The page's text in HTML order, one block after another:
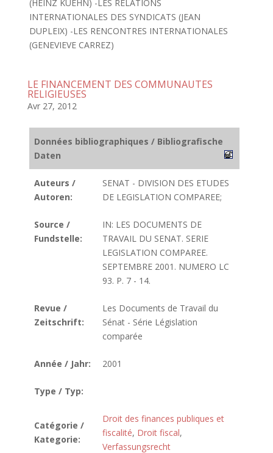
(HEINZ KUEHN) -LES RELATIONS
INTERNATIONALES DES SYNDICATS (JEAN
DUPLEIX) -LES RENCONTRES INTERNATIONALES
(GENEVIEVE CARREZ)
LE FINANCEMENT DES COMMUNAUTES
RELIGIEUSES
Avr 27, 2012
Données bibliographiques / Bibliografische
Daten
Auteurs /
Autoren:
SENAT - DIVISION DES ETUDES
DE LEGISLATION COMPAREE;
Source /
Fundstelle:
IN: LES DOCUMENTS DE
TRAVAIL DU SENAT. SERIE
LEGISLATION COMPAREE.
SEPTEMBRE 2001. NUMERO LC
93. P. 7 - 14.
Revue /
Zeitschrift:
Les Documents de Travail du
Sénat - Série Législation
comparée
Année / Jahr: 2001
Type / Typ:
Catégorie /
Kategorie:
Droit des finances publiques et
fiscalité, Droit fiscal,
Verfassungsrecht